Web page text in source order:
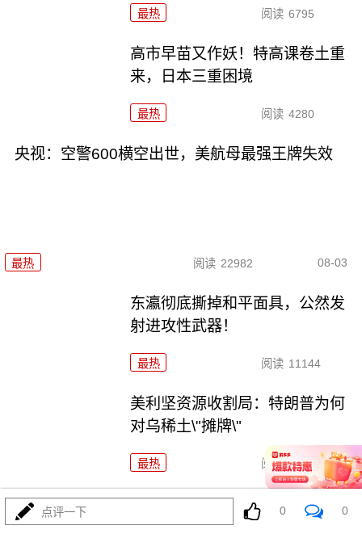
最热 阅读 6795
高市早苗又作妖！特高课卷土重
来，日本三重困境
最热 阅读 4280
央视：空警600横空出世，美航母最强王牌失效
最热 阅读 22982 08-03
东瀛彻底撕掉和平面具，公然发
射进攻性武器！
最热 阅读 11144
美利坚资源收割局：特朗普为何
对乌稀土\"摊牌\"
最热 阅读 10233
普京不忍了！俄突破禁忌，猛轰
美资无人机工厂
点评一下 0 0